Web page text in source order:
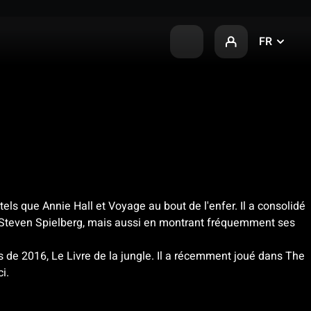
FR
que Annie Hall et Voyage au bout de l'enfer. Il a consolidé
Spielberg, mais aussi en montrant fréquemment ses
2016, Le Livre de la jungle. Il a récemment joué dans The